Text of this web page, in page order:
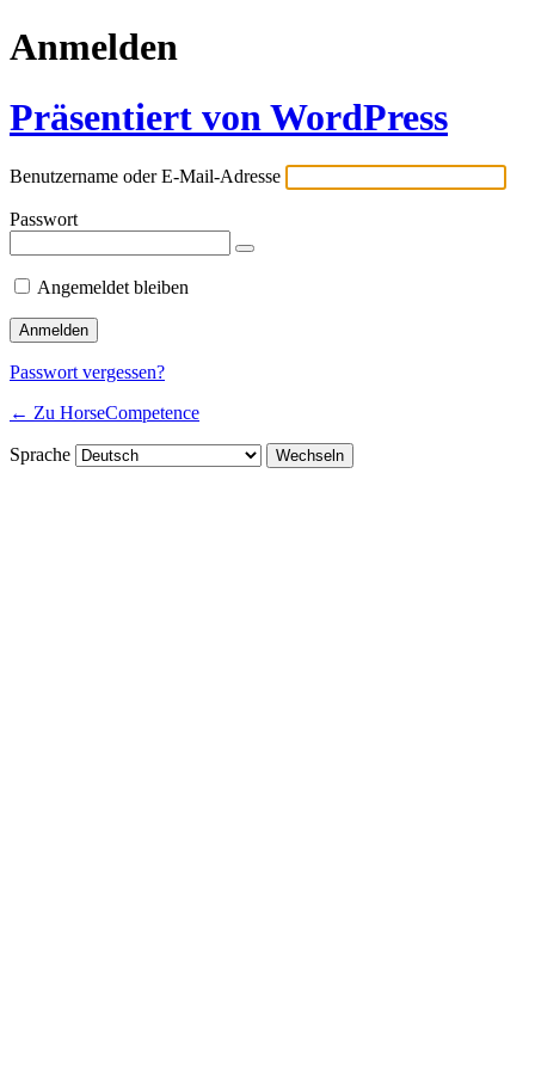
Anmelden
Präsentiert von WordPress
Benutzername oder E-Mail-Adresse
Passwort
Angemeldet bleiben
Passwort vergessen?
← Zu HorseCompetence
Sprache